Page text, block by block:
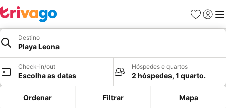
Favoritos
Iniciar
Destino
Playa Leona
Check-in/out
Escolha as datas
Hóspedes e quartos
2 hóspedes, 1 quarto.
Ordenar Filtrar Mapa